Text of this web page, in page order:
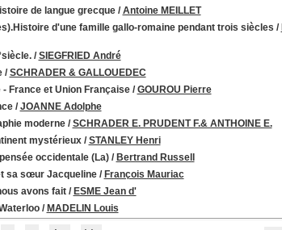
de langue grecque/Antoine MEILLET
d'une famille gallo-romaine pendant trois siècles /
/SIEGFRIED André
/SCHRADER & GALLOUEDEC
France et Union Française/GOUROU Pierre
/JOANNE Adolphe
moderne/SCHRADER E. PRUDENT F.& ANTHOINE E.
mystérieux/STANLEY Henri
occidentale (La)/ Bertrand Russell
sa sœur Jacqueline/ François Mauriac
avons fait/ ESME Jean d'
/ MADELIN Louis